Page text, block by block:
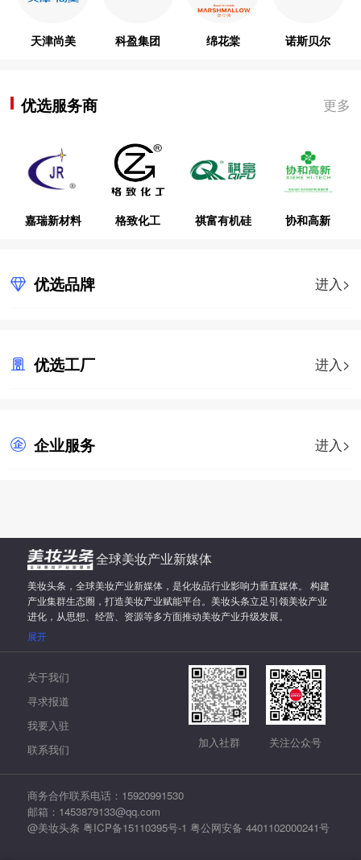
天津尚美 科盈集团 绵花棠 诺斯贝尔
优选服务商 更多
嘉瑞新材料 格致化工 祺富有机硅 协和高新
优选品牌 进入>
优选工厂 进入>
企业服务 进入>
全球美妆产业新媒体
美妆头条，全球美妆产业新媒体，是化妆品行业影响力垂直媒体。 构建
产业集群生态圈，打造美妆产业赋能平台。美妆头条立足引领美妆产业
进化，从思想、经营、资源等多方面推动美妆产业升级发展。
展开
关于我们
寻求报道
我要入驻
联系我们
加入社群 关注公众号
商务合作联系电话：15920991530
邮箱：1453879133@qq.com
@美妆头条 粤ICP备15110395号-1 粤公网安备 4401102000241号